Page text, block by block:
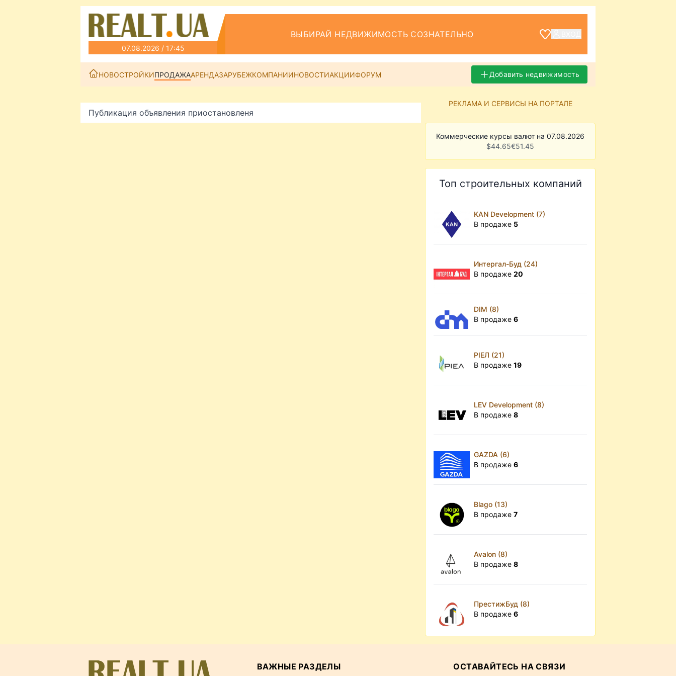
07.08.2026 / 17:45
ВЫБИРАЙ НЕДВИЖИМОСТЬ СОЗНАТЕЛЬНО
НОВОСТРОЙКИПРОДАЖААРЕНДАЗАРУБЕЖКОМПАНИИНОВОСТИАКЦИИФОРУМ Добавить недвижимость
Публикация объявления приостановленя
РЕКЛАМА И СЕРВИСЫ НА ПОРТАЛЕ
Коммерческие курсы валют на 07.08.2026
$44.65€51.45
Топ строительных компаний
KAN Development (7)
В продаже 5
Интергал-Буд (24)
В продаже20
DIM (8)
В продаже6
РІЕЛ (21)
В продаже19
LEV Development (8)
В продаже8
GAZDA (6)
В продаже6
Blago (13)
В продаже7
Avalon (8)
В продаже8
ПрестижБуд (8)
В продаже6
ВАЖНЫЕ РАЗДЕЛЫ ОСТАВАЙТЕСЬ НА СВЯЗИ